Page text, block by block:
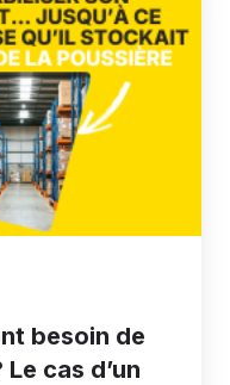
besoin de
cas d’un